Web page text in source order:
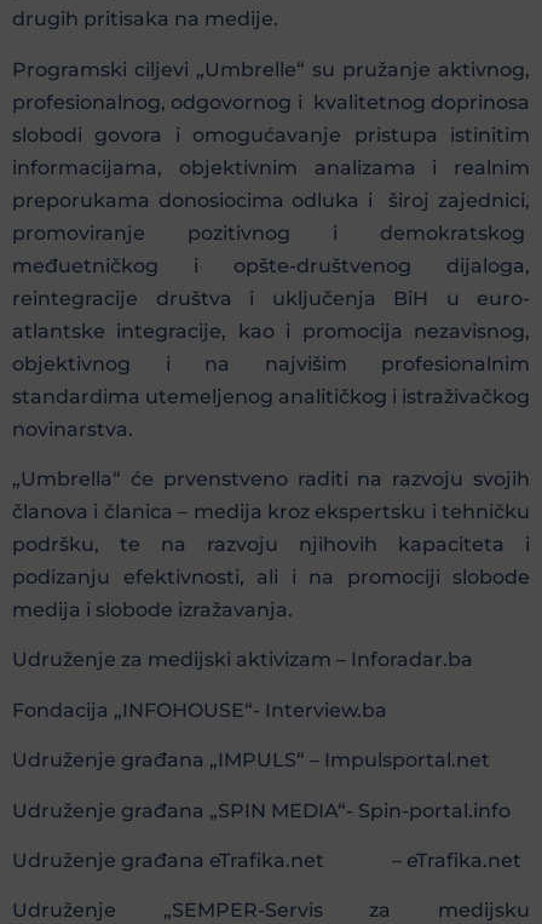
drugih pritisaka na medije.
Programski ciljevi „Umbrelle“ su pružanje aktivnog,
profesionalnog, odgovornog i kvalitetnog doprinosa
slobodi govora i omogućavanje pristupa istinitim
informacijama, objektivnim analizama i realnim
preporukama donosiocima odluka i široj zajednici,
promoviranje pozitivnog i demokratskog
međuetničkog i opšte-društvenog dijaloga,
reintegracije društva i uključenja BiH u euro-
atlantske integracije, kao i promocija nezavisnog,
objektivnog i na najvišim profesionalnim
standardima utemeljenog analitičkog i istraživačkog
novinarstva.
„Umbrella“ će prvenstveno raditi na razvoju svojih
članova i članica – medija kroz ekspertsku i tehničku
podršku, te na razvoju njihovih kapaciteta i
podizanju efektivnosti, ali i na promociji slobode
medija i slobode izražavanja.
Udruženje za medijski aktivizam – Inforadar.ba
Fondacija „INFOHOUSE“- Interview.ba
Udruženje građana „IMPULS“ – Impulsportal.net
Udruženje građana „SPIN MEDIA“- Spin-portal.info
Udruženje građana eTrafika.net – eTrafika.net
Udruženje „SEMPER-Servis za medijsku